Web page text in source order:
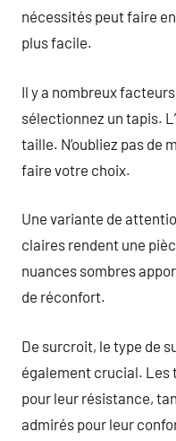
nécessités peut faire
plus facile.
Il y a nombreux
sélectionnez un tapis.
taille. N’oubliez pas de
faire votre choix.
Une variante de
claires rendent une
nuances sombres
de réconfort.
De surcroit, le type de
également crucial. Les
pour leur résistance,
admirés pour leur